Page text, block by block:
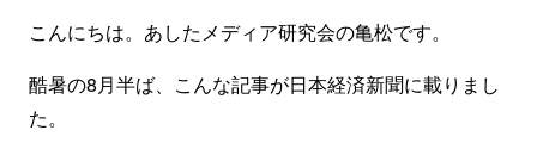
こんにちは。あしたメディア研究会の亀松です。
酷暑の8月半ば、こんな記事が日本経済新聞に載りまし
た。